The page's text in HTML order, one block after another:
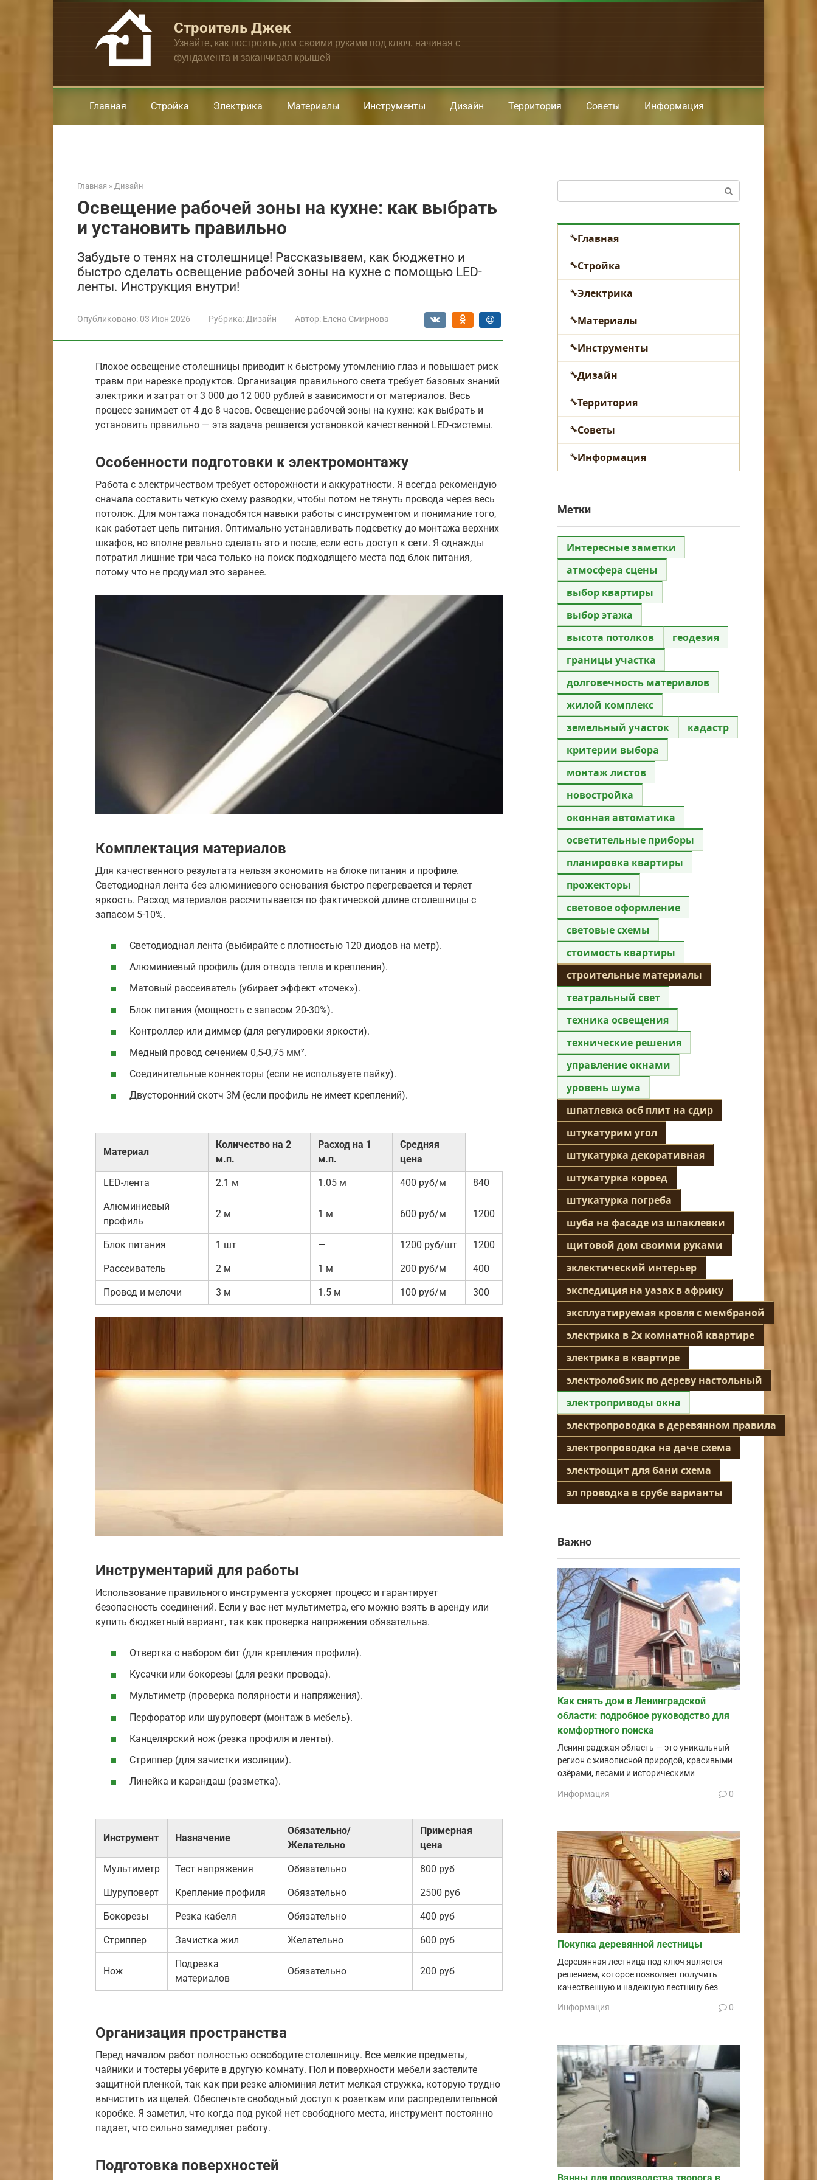
Строитель Джек
Узнайте, как построить дом своими руками под ключ, начиная с
фундамента и заканчивая крышей
Главная Стройка Электрика Материалы Инструменты Дизайн Территория Советы Информация
Главная » Дизайн
Освещение рабочей зоны на кухне: как выбрать
и установить правильно
Забудьте о тенях на столешнице! Рассказываем, как бюджетно и
быстро сделать освещение рабочей зоны на кухне с помощью LED-
ленты. Инструкция внутри!
Опубликовано: 03 Июн 2026 Рубрика: Дизайн Автор: Елена Смирнова
Плохое освещение столешницы приводит к быстрому утомлению глаз и повышает риск
травм при нарезке продуктов. Организация правильного света требует базовых знаний
электрики и затрат от 3 000 до 12 000 рублей в зависимости от материалов. Весь
процесс занимает от 4 до 8 часов. Освещение рабочей зоны на кухне: как выбрать и
установить правильно — эта задача решается установкой качественной LED-системы.
Особенности подготовки к электромонтажу
Работа с электричеством требует осторожности и аккуратности. Я всегда рекомендую
сначала составить четкую схему разводки, чтобы потом не тянуть провода через весь
потолок. Для монтажа понадобятся навыки работы с инструментом и понимание того,
как работает цепь питания. Оптимально устанавливать подсветку до монтажа верхних
шкафов, но вполне реально сделать это и после, если есть доступ к сети. Я однажды
потратил лишние три часа только на поиск подходящего места под блок питания,
потому что не продумал это заранее.
Комплектация материалов
Для качественного результата нельзя экономить на блоке питания и профиле.
Светодиодная лента без алюминиевого основания быстро перегревается и теряет
яркость. Расход материалов рассчитывается по фактической длине столешницы с
запасом 5-10%.
Светодиодная лента (выбирайте с плотностью 120 диодов на метр).
Алюминиевый профиль (для отвода тепла и крепления).
Матовый рассеиватель (убирает эффект «точек»).
Блок питания (мощность с запасом 20-30%).
Контроллер или диммер (для регулировки яркости).
Медный провод сечением 0,5-0,75 мм².
Соединительные коннекторы (если не используете пайку).
Двусторонний скотч 3М (если профиль не имеет креплений).
Материал
Количество на 2
м.п.
Расход на 1
м.п.
Средняя
цена
LED-лента 2.1 м 1.05 м 400 руб/м 840
Алюминиевый
профиль
2 м 1 м 600 руб/м 1200
Блок питания 1 шт — 1200 руб/шт 1200
Рассеиватель 2 м 1 м 200 руб/м 400
Провод и мелочи 3 м 1.5 м 100 руб/м 300
Инструментарий для работы
Использование правильного инструмента ускоряет процесс и гарантирует
безопасность соединений. Если у вас нет мультиметра, его можно взять в аренду или
купить бюджетный вариант, так как проверка напряжения обязательна.
Отвертка с набором бит (для крепления профиля).
Кусачки или бокорезы (для резки провода).
Мультиметр (проверка полярности и напряжения).
Перфоратор или шуруповерт (монтаж в мебель).
Канцелярский нож (резка профиля и ленты).
Стриппер (для зачистки изоляции).
Линейка и карандаш (разметка).
Инструмент Назначение
Обязательно/
Желательно
Примерная
цена
Мультиметр Тест напряжения Обязательно 800 руб
Шуруповерт Крепление профиля Обязательно 2500 руб
Бокорезы Резка кабеля Обязательно 400 руб
Стриппер Зачистка жил Желательно 600 руб
Нож
Подрезка
материалов
Обязательно 200 руб
Организация пространства
Перед началом работ полностью освободите столешницу. Все мелкие предметы,
чайники и тостеры уберите в другую комнату. Пол и поверхности мебели застелите
защитной пленкой, так как при резке алюминия летит мелкая стружка, которую трудно
вычистить из щелей. Обеспечьте свободный доступ к розеткам или распределительной
коробке. Я заметил, что когда под рукой нет свободного места, инструмент постоянно
падает, что сильно замедляет работу.
Подготовка поверхностей
Главная
Стройка
Электрика
Материалы
Инструменты
Дизайн
Территория
Советы
Информация
Метки
Интересные заметки
атмосфера сцены
выбор квартиры
выбор этажа
высота потолков
геодезия
границы участка
долговечность материалов
жилой комплекс
земельный участок
кадастр
критерии выбора
монтаж листов
новостройка
оконная автоматика
осветительные приборы
планировка квартиры
прожекторы
световое оформление
световые схемы
стоимость квартиры
строительные материалы
театральный свет
техника освещения
технические решения
управление окнами
уровень шума
шпатлевка осб плит на сдир
штукатурим угол
штукатурка декоративная
штукатурка короед
штукатурка погреба
шуба на фасаде из шпаклевки
щитовой дом своими руками
эклектический интерьер
экспедиция на уазах в африку
эксплуатируемая кровля с мембраной
электрика в 2х комнатной квартире
электрика в квартире
электролобзик по дереву настольный
электроприводы окна
электропроводка в деревянном правила
электропроводка на даче схема
электрощит для бани схема
эл проводка в срубе варианты
Важно
Как снять дом в Ленинградской
области: подробное руководство для
комфортного поиска
Ленинградская область — это уникальный
регион с живописной природой, красивыми
озёрами, лесами и историческими
Информация 0
Покупка деревянной лестницы
Деревянная лестница под ключ является
решением, которое позволяет получить
качественную и надежную лестницу без
Информация 0